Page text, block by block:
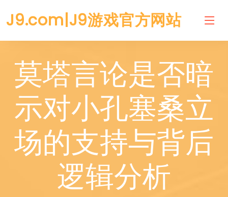
J9.com|J9游戏官方网站
莫塔言论是否暗
示对小孔塞桑立
场的支持与背后
逻辑分析